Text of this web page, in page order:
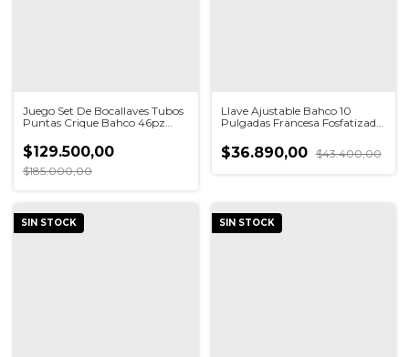
Juego Set De Bocallaves Tubos
Puntas Crique Bahco 46pz
$129.500,00
$185.000,00
Llave Ajustable Bahco 10
Pulgadas Francesa Fosfatizada
$36.890,00 $43.400,00
SIN STOCK SIN STOCK